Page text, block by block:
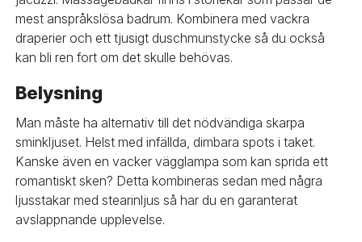
mest anspråkslösa badrum. Kombinera med vackra
draperier och ett tjusigt duschmunstycke så du också
kan bli ren fort om det skulle behövas.
Belysning
Man måste ha alternativ till det nödvändiga skarpa
sminkljuset. Helst med infällda, dimbara spots i taket.
Kanske även en vacker vägglampa som kan sprida ett
romantiskt sken? Detta kombineras sedan med några
ljusstakar med stearinljus så har du en garanterat
avslappnande upplevelse.